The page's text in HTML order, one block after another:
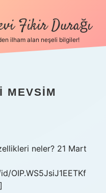
Fikir Durağı
ilham alan neşeli bilgiler!
MEVSIM
neler? 21 Mart
OIP.WS5JsiJ1EETKf